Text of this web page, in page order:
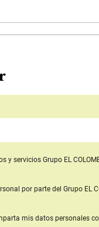
y servicios Grupo EL
por parte del Grupo EL
mis datos personales